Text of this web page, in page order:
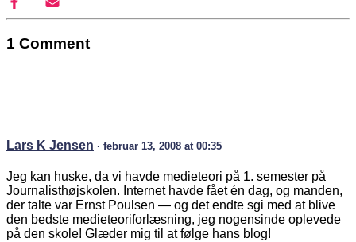
1 Comment
Lars K Jensen · februar 13, 2008 at 00:35
Jeg kan huske, da vi havde medieteori på 1. semester på
Journalisthøjskolen. Internet havde fået én dag, og manden,
der talte var Ernst Poulsen — og det endte sgi med at blive
den bedste medieteoriforlæsning, jeg nogensinde oplevede
på den skole! Glæder mig til at følge hans blog!